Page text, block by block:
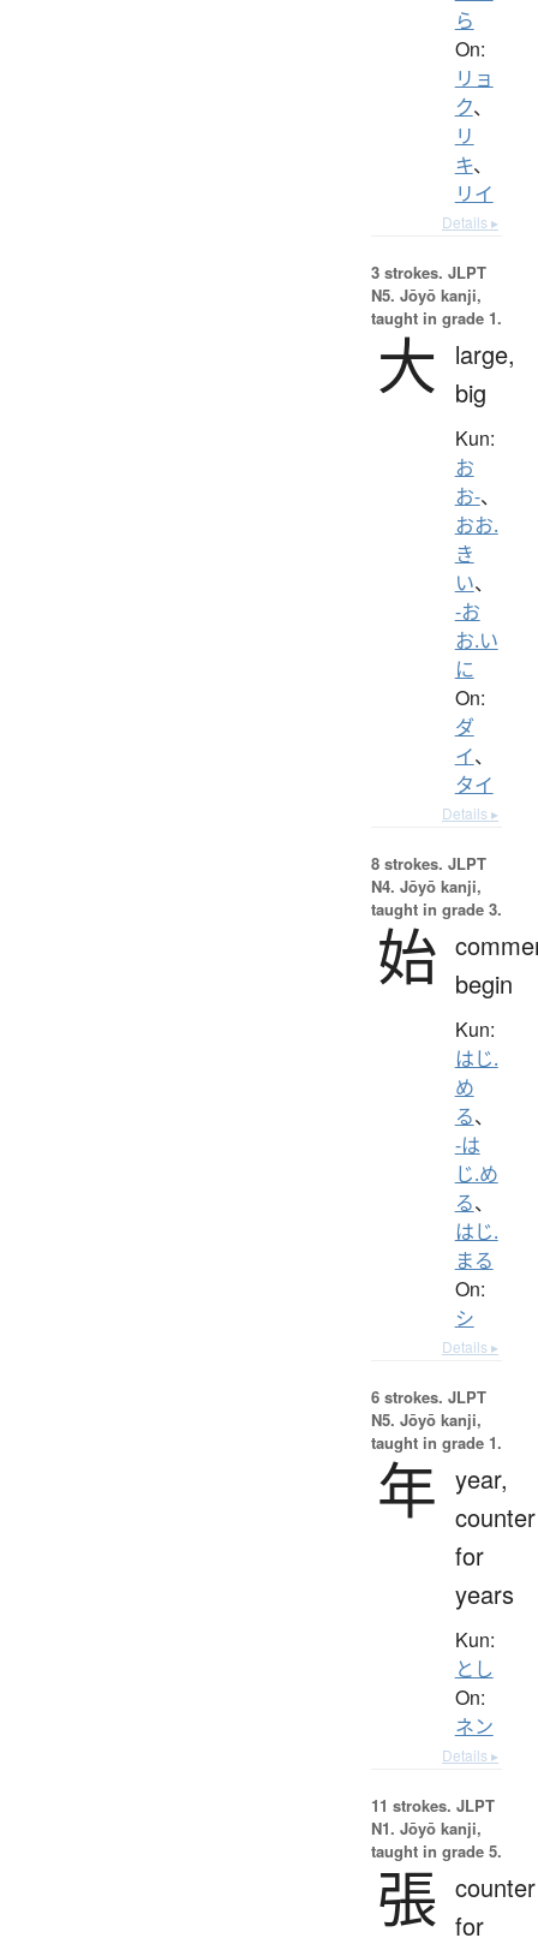
ら
On:
リョ
ク、
リ
キ、
リイ
Details ▸
3 strokes. JLPT
N5. Jōyō kanji,
taught in grade 1.
大
large,
big
Kun:
お
お-、
おお.
き
い、
-お
お.い
に
On:
ダ
イ、
タイ
Details ▸
8 strokes. JLPT
N4. Jōyō kanji,
taught in grade 3.
始 begin
Kun:
はじ.
め
る、
-は
じ.め
る、
はじ.
まる
On:
シ
Details ▸
6 strokes. JLPT
N5. Jōyō kanji,
taught in grade 1.
年 year,
counter
for
years
Kun:
とし
On:
ネン
Details ▸
11 strokes. JLPT
N1. Jōyō kanji,
taught in grade 5.
張 counter
for